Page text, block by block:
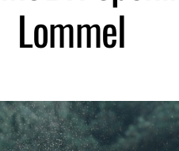
Lommel